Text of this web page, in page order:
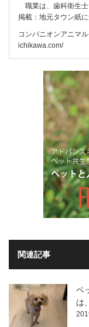
職業は、歯科衛生士
掲載：地元タウン紙
コンパニオンアニマ
ichikawa.com/
関連記事
ペ
は